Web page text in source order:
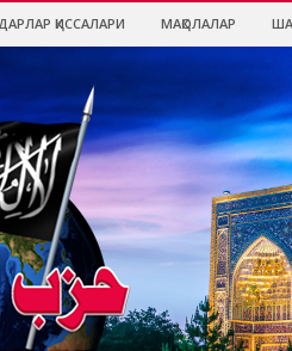
ҚИССАЛАРИ МАҚОЛАЛАР